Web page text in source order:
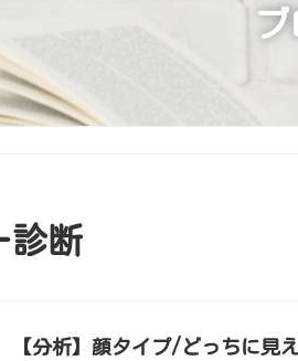
診断
【分析】顔タイプ/どっちに見